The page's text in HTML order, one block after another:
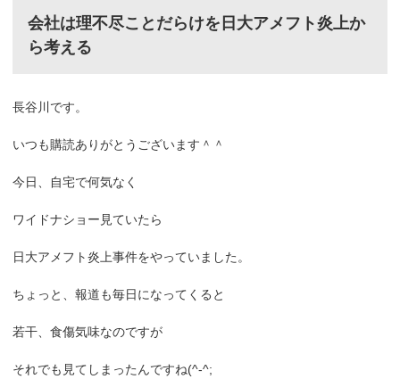
会社は理不尽ことだらけを日大アメフト炎上か
ら考える
長谷川です。
いつも購読ありがとうございます＾＾
今日、自宅で何気なく
ワイドナショー見ていたら
日大アメフト炎上事件をやっていました。
ちょっと、報道も毎日になってくると
若干、食傷気味なのですが
それでも見てしまったんですね(^-^;